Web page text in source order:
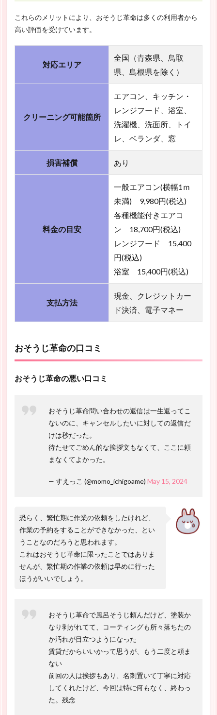
これらのメリットにより、おそうじ革命は多くの利用者から
高い評価を受けています。
対応エリア
全国（青森県、鳥取
県、島根県を除く）
クリーニング可能箇所
エアコン、キッチン・
レンジフード、浴室、
洗濯機、洗面所、トイ
レ、ベランダ、窓
損害補償 あり
料金の目安
一般エアコン(横幅1ｍ
未満) 9,980円(税込)
各種機能付きエアコ
ン 18,700円(税込)
レンジフード 15,400
円(税込)
浴室 15,400円(税込)
支払方法
現金、クレジットカー
ド決済、電子マネー
おそうじ革命の口コミ
おそうじ革命の悪い口コミ
おそうじ革命問い合わせの返信は一生返ってこ
ないのに、キャンセルしたいに対しての返信だ
けは秒だった。
待たせてごめん的な挨拶文もなくて、ここに頼
まなくてよかった。
— すえっこ (@momo_ichigoame) May 15, 2024
恐らく、繁忙期に作業の依頼をしたけれど、
作業の予約をすることができなかった、とい
うことなのだろうと思われます。
これはおそうじ革命に限ったことではありま
せんが、繁忙期の作業の依頼は早めに行った
ほうがいいでしょう。
おそうじ革命で風呂そうじ頼んだけど、塗装か
なり剥がれてて、コーティングも所々落ちたの
か汚れが目立つようになった
賃貸だからいいかって思うが、もう二度と頼ま
ない
前回の人は挨拶もあり、名刺置いて丁寧に対応
してくれたけど、今回は特に何もなく、終わっ
た。残念